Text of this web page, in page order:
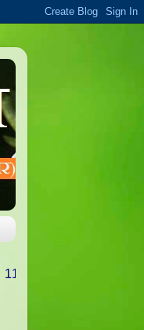
को वरद चतुर्थी/ ललित